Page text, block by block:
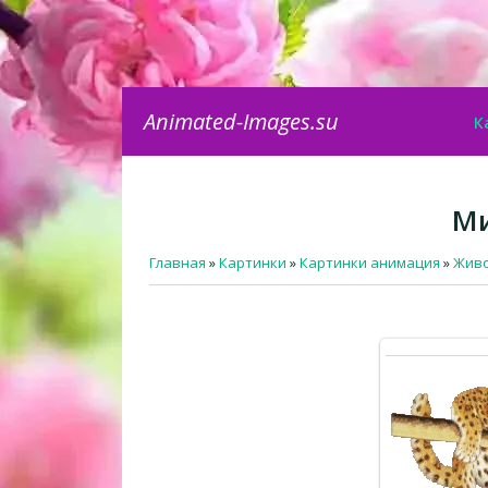
Animated-Images.su
Главная »Картинки »Картинки анимация »